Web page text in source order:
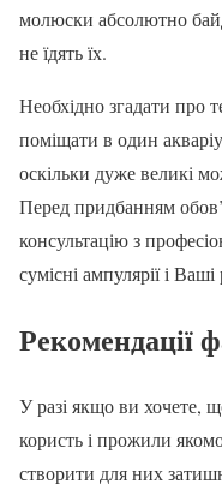
молюски абсолютно
не їдять їх.
Необхідно згадати про
поміщати в один
оскільки дуже великі
Перед придбанням
консультацію з
сумісні ампулярії і
Рекомендації
У разі якщо ви хочете,
користь і прожили
створити для них